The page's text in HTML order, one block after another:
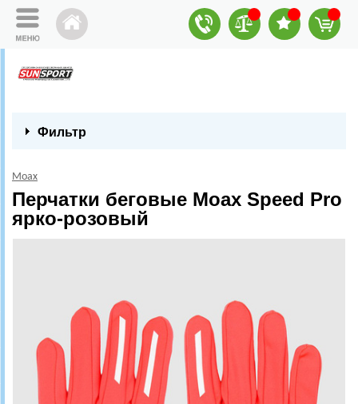
Фильтр
Moax
Перчатки беговые Moax Speed Pro
ярко-розовый